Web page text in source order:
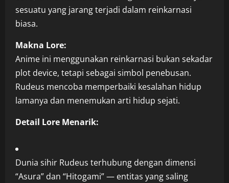
sesuatu yang jarang terjadi dalam reinkarnasi
biasa.
Makna Lore:
Anime ini menggunakan reinkarnasi bukan sekadar
plot device, tetapi sebagai simbol penebusan.
Rudeus mencoba memperbaiki kesalahan hidup
lamanya dan menemukan arti hidup sejati.
Detail Lore Menarik:
Dunia sihir Rudeus terhubung dengan dimensi
“Asura” dan “Hitogami” — entitas yang saling